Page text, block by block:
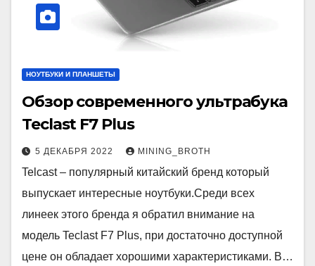
НОУТБУКИ И ПЛАНШЕТЫ
Обзор современного ультрабука
Teclast F7 Plus
5 ДЕКАБРЯ 2022 MINING_BROTH
Telcast – популярный китайский бренд который
выпускает интересные ноутбуки.Среди всех
линеек этого бренда я обратил внимание на
модель Teclast F7 Plus, при достаточно доступной
цене он обладает хорошими характеристиками. В…